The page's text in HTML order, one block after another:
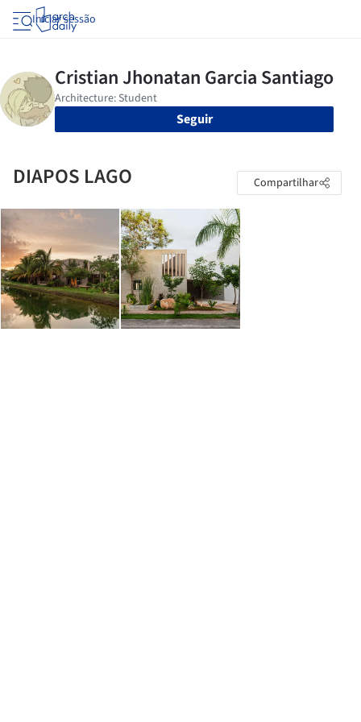
Iniciar sessão
Seguir
DIAPOS LAGO Compartilhar